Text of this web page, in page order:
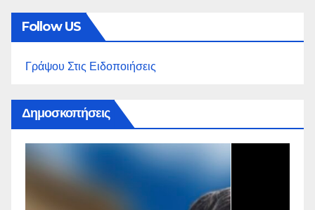
Follow US
Γράψου Στις Ειδοποιήσεις
Δημοσκοπήσεις